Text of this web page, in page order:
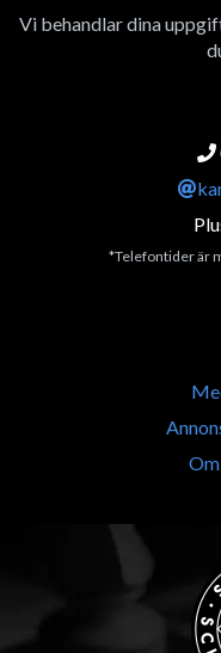
Vi behandlar dina
*Telefontider är